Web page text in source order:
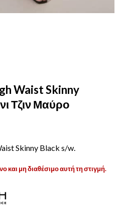
Waist Skinny
Τζιν Μαύρο
Skinny Black s/w.
και μη διαθέσιμο αυτή τη στιγμή.